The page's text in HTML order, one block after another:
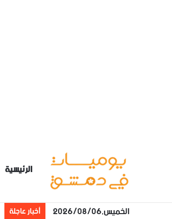
الرئيسية
الخميس,2026/08/06 أخبار عاجلة